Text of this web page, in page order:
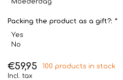
Moederdag
Packing the product as a gift?: *
Yes
No
€59,95
100 products in stock
Incl. tax